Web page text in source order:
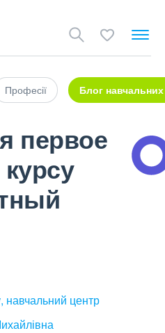
Професії Блог навчальних
первое
навчальний центр